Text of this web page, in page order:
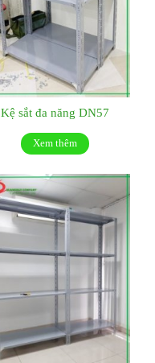
Kệ sắt đa năng DN57
Xem thêm